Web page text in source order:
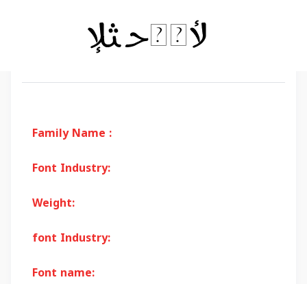
Family Name :
Font Industry:
Weight:
font Industry:
Font name: